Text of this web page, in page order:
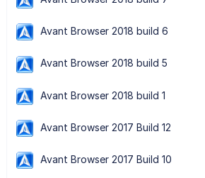
Avant Browser 2018 build 6
Avant Browser 2018 build 5
Avant Browser 2018 build 1
Avant Browser 2017 Build 12
Avant Browser 2017 Build 10